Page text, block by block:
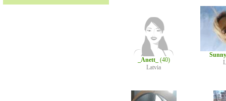
_Anett_
(40)
Latvia